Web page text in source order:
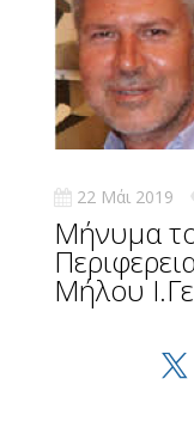
22 Μάι 2019
Mήνυμα
Μήλου